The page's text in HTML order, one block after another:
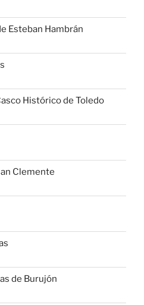
Esteban Hambrán
Histórico de Toledo
Clemente
de Burujón